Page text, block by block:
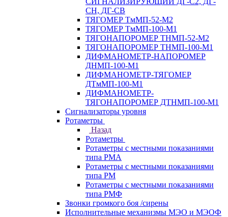
СН, ДГ-СВ
ТЯГОМЕР ТмМП-52-М2
ТЯГОМЕР ТмМП-100-М1
ТЯГОНАПОРОМЕР ТНМП-52-М2
ТЯГОНАПОРОМЕР ТНМП-100-М1
ДИФМАНОМЕТР-НАПОРОМЕР
ДНМП-100-М1
ДИФМАНОМЕТР-ТЯГОМЕР
ДТмМП-100-М1
ДИФМАНОМЕТР-
ТЯГОНАПОРОМЕР ДТНМП-100-М1
Сигнализаторы уровня
Ротаметры
Назад
Ротаметры
Ротаметры с местными показаниями
типа РМА
Ротаметры с местными показаниями
типа РМ
Ротаметры с местными показаниями
типа РМФ
Звонки громкого боя /сирены
Исполнительные механизмы МЭО и МЭОФ